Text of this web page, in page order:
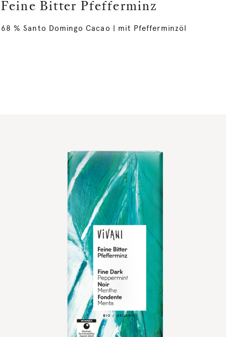
Feine Bitter Pfefferminz
68 % Santo Domingo Cacao | mit Pfefferminzöl